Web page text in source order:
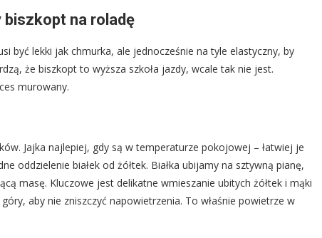
na roladę
być lekki jak chmurka, ale jednocześnie na tyle elastyczny, by
że biszkopt to wyższa szkoła jazdy, wcale tak nie jest.
murowany.
Jajka najlepiej, gdy są w temperaturze pokojowej – łatwiej je
oddzielenie białek od żółtek. Białka ubijamy na sztywną pianę,
masę. Kluczowe jest delikatne wmieszanie ubitych żółtek i mąki
aby nie zniszczyć napowietrzenia. To właśnie powietrze w